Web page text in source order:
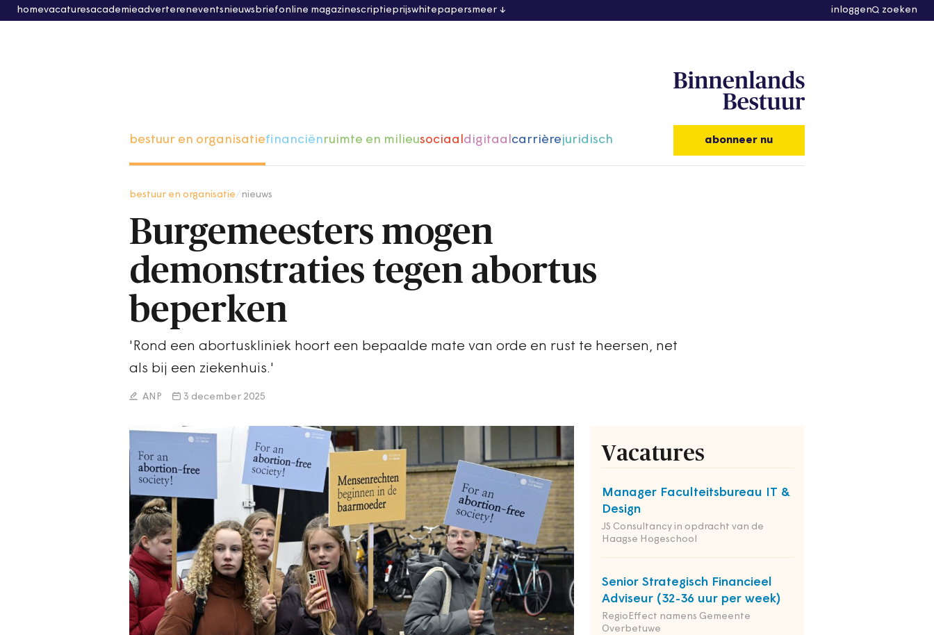
homevacaturesacademieadvertereneventsnieuwsbriefonline magazinescriptieprijswhitepapersmeer inloggen zoeken
bestuur en organisatiefinanciënruimte en milieusociaaldigitaalcarrièrejuridisch abonneer nu
bestuur en organisatie nieuws
Burgemeesters mogen
demonstraties tegen abortus
beperken
'Rond een abortuskliniek hoort een bepaalde mate van orde en rust te heersen, net
als bij een ziekenhuis.'
ANP 3 december 2025
Vacatures
Manager Faculteitsbureau IT &
Design
JS Consultancy in opdracht van de
Haagse Hogeschool
Senior Strategisch Financieel
Adviseur (32-36 uur per week)
RegioEffect namens Gemeente
Overbetuwe